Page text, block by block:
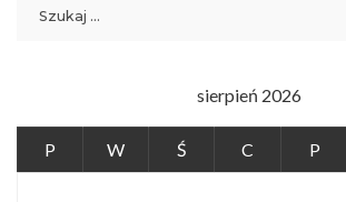
sierpień 2026
P W Ś C P